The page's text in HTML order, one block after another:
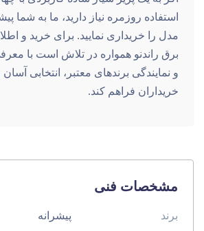
اگر به یک پریز سیار ساده کاربردی با
استفاده روزمره نیاز دارید، ما به شما
مدل را خریداری نمایید. برای خرید و
برق راندنو همواره در تلاش است با
و نمایندگی برندهای معتبر، انتخابی
خریداران فراهم کند.
مشخصات فنی
برند پیشرانه